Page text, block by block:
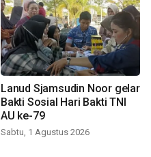
Lanud Sjamsudin Noor gelar
Bakti Sosial Hari Bakti TNI
AU ke-79
Sabtu, 1 Agustus 2026